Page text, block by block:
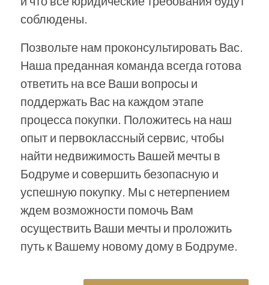
соблюдены.
Позвольте нам проконсультировать Вас.
Наша преданная команда всегда готова
ответить на все Ваши вопросы и
поддержать Вас на каждом этапе
процесса покупки. Положитесь на наш
опыт и первоклассный сервис, чтобы
найти недвижимость Вашей мечты в
Бодруме и совершить безопасную и
успешную покупку. Мы с нетерпением
ждем возможности помочь Вам
осуществить Ваши мечты и проложить
путь к Вашему новому дому в Бодруме.